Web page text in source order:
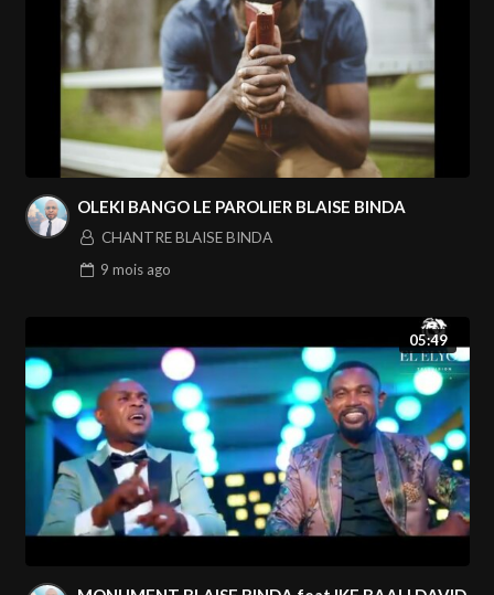
OLEKI BANGO LE PAROLIER BLAISE BINDA
CHANTRE BLAISE BINDA
9 mois ago
05:49